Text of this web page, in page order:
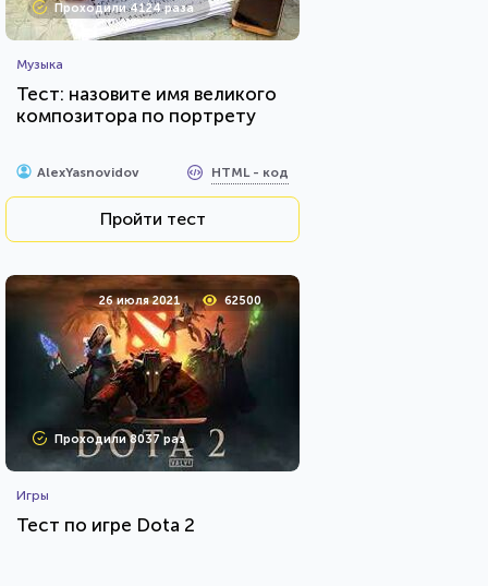
Проходили 4124 раза
Музыка
Тест: назовите имя великого
композитора по портрету
AlexYasnovidov HTML - код
Пройти тест
26 июля 2021 62500
Проходили 8037 раз
Игры
Тест по игре Dota 2